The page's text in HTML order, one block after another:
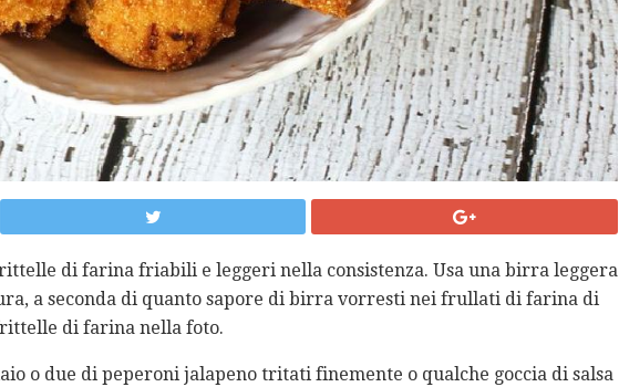
di farina friabili e leggeri nella consistenza. Usa una birra leggera
a seconda di quanto sapore di birra vorresti nei frullati di farina di
di farina nella foto.
o due di peperoni jalapeno tritati finemente o qualche goccia di salsa